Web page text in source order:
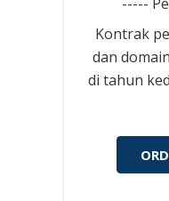
Kontrak
dan
di tahun